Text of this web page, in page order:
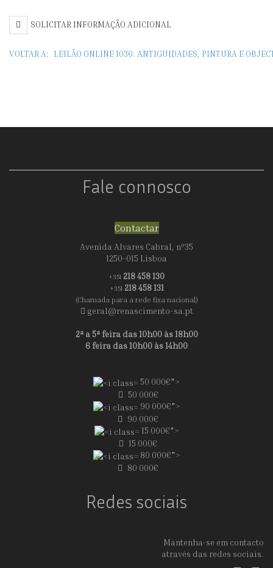
SOLICITAR INFORMAÇÃO ADICIONAL
VOLTAR A: LEILÃO ONLINE 1036: ANTIGUIDADES, PINTURA E
Fale connosco
Contactar
Avenida Alvares Cabral, nº35
1250-015 Lisboa
+351 218 458 130
+351 218 458 131
(Chamada para a rede fixa nacional)
geral@renascimento-sa.pt
2ª a 5ª feira das 10h00 às 18h00
6 feira das 10h00 às 14h00
50 000€">
50 000€
90 000€">
90 000€
15 000€">
15 000€
80 000€">
80 000€
Redes sociais
Mantenha-se em contacto
através das redes sociais.